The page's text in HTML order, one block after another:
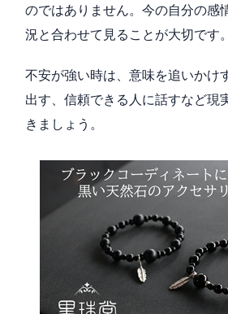
のではありません。今の自分の感
況と合わせて見ることが大切です。
不安が強い時は、意味を追いかけ
出す、信頼できる人に話すなど現
きましょう。